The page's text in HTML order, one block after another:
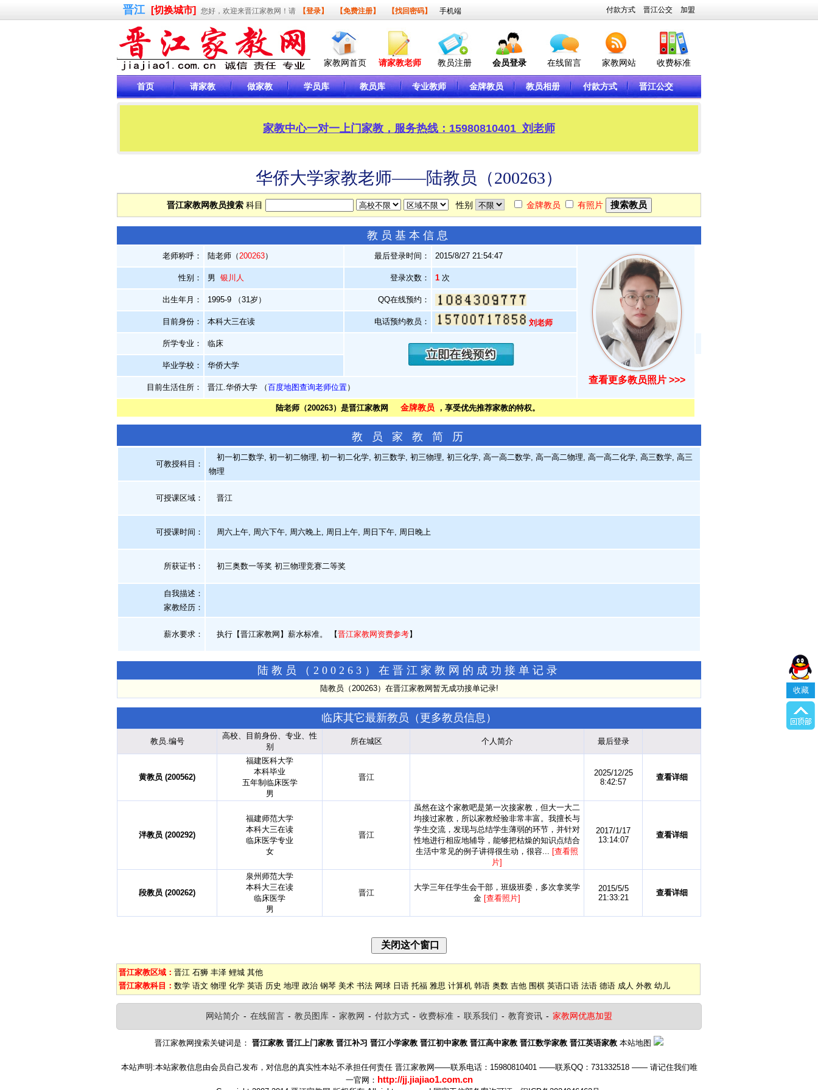
晋江 [切换城市] 您好，欢迎来晋江家教网！请 【登录】 【免费注册】 【找回密码】 手机端 付款方式 晋江公交 加盟
家教网首页 请家教老师 教员注册 会员登录 在线留言 家教网站 收费标准
收藏
首页 请家教 做家教 学员库 教员库 专业教师 金牌教员 教员相册 付款方式 晋江公交
家教中心一对一上门家教，服务热线：15980810401 刘老师
华侨大学家教老师——陆教员（200263）
晋江家教网教员搜索科目 性别 金牌教员 有照片
教员基本信息
老师称呼： 陆老师（200263） 最后登录时间： 2015/8/27 21:54:47
查看更多教员照片 >>>
性别： 男 银川人 登录次数： 1 次
出生年月： 1995-9 （31岁） QQ在线预约：
目前身份： 本科大三在读 电话预约教员： 刘老师
所学专业： 临床
毕业学校： 华侨大学
目前生活住所： 晋江.华侨大学 （百度地图查询老师位置）
陆老师（200263）是晋江家教网 金牌教员 ，享受优先推荐家教的特权。
教 员 家 教 简 历
可教授科目：
初一初二数学, 初一初二物理, 初一初二化学, 初三数学, 初三物理, 初三化学, 高一高二数学, 高一高二物理, 高一高二化学, 高三数学, 高三
物理
可授课区域： 晋江
可授课时间： 周六上午, 周六下午, 周六晚上, 周日上午, 周日下午, 周日晚上
所获证书 ： 初三奥数一等奖 初三物理竞赛二等奖
自我描述：
家教经历：
薪水要求： 执行【晋江家教网】薪水标准。 【晋江家教网资费参考】
陆教员（200263）在晋江家教网的成功接单记录
陆教员（200263）在晋江家教网暂无成功接单记录!
临床其它最新教员（ 更多教员信息 ）
教员.编号
高校、目前身份、专业、性
别
所在城区 个人简介 最后登录
黄教员 (200562)
福建医科大学
本科毕业
五年制临床医学
男
晋江
2025/12/25
8:42:57
查看详细
泮教员 (200292)
福建师范大学
本科大三在读
临床医学专业
女
晋江
虽然在这个家教吧是第一次接家教，但大一大二
均接过家教，所以家教经验非常丰富。我擅长与
学生交流，发现与总结学生薄弱的环节，并针对
性地进行相应地辅导，能够把枯燥的知识点结合
生活中常见的例子讲得很生动，很容... [查看照
片]
2017/1/17
13:14:07
查看详细
段教员 (200262)
泉州师范大学
本科大三在读
临床医学
男
晋江
大学三年任学生会干部，班级班委，多次拿奖学
金 [查看照片]
2015/5/5
21:33:21
查看详细
晋江家教区域： 晋江 石狮 丰泽 鲤城 其他
晋江家教科目： 数学 语文 物理 化学 英语 历史 地理 政治 钢琴 美术 书法 网球 日语 托福 雅思 计算机 韩语 奥数 吉他 围棋 英语口语 法语 德语 成人 外教 幼儿
网站简介 - 在线留言 - 教员图库 - 家教网 - 付款方式 - 收费标准 - 联系我们 - 教育资讯 - 家教网优惠加盟
晋江家教网搜索关键词是： 晋江家教 晋江上门家教 晋江补习 晋江小学家教 晋江初中家教 晋江高中家教 晋江数学家教 晋江英语家教 本站地图
本站声明:本站家教信息由会员自己发布，对信息的真实性本站不承担任何责任 晋江家教网——联系电话：15980810401 ——联系QQ：731332518 —— 请记住我们唯
一官网： http://jj.jiajiao1.com.cn